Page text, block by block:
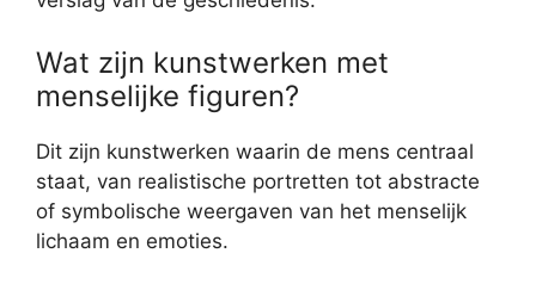
Wat zijn kunstwerken met
menselijke figuren?
Dit zijn kunstwerken waarin de mens centraal
staat, van realistische portretten tot abstracte
of symbolische weergaven van het menselijk
lichaam en emoties.